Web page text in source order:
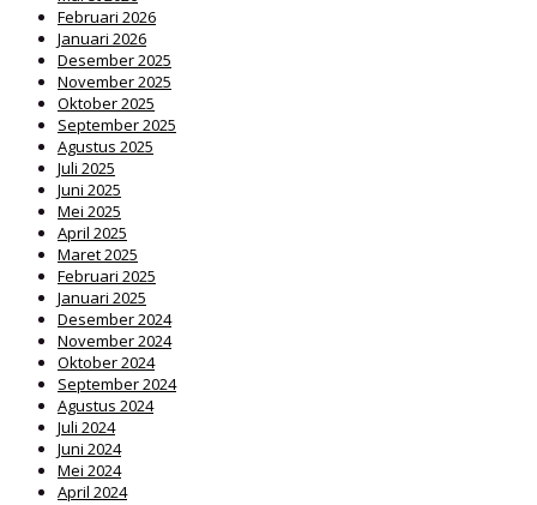
Februari 2026
Januari 2026
Desember 2025
November 2025
Oktober 2025
September 2025
Agustus 2025
Juli 2025
Juni 2025
Mei 2025
April 2025
Maret 2025
Februari 2025
Januari 2025
Desember 2024
November 2024
Oktober 2024
September 2024
Agustus 2024
Juli 2024
Juni 2024
Mei 2024
April 2024